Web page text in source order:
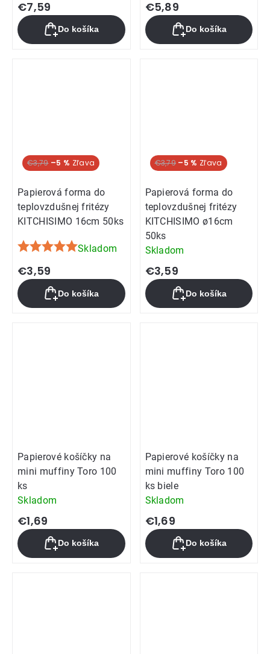
€7,59
Do košíka
€5,89
Do košíka
€3,79 –5 %
Papierová forma do
teplovzdušnej fritézy
KITCHISIMO 16cm 50ks
Priemerné
hodnotenie
produktu
je
5,0
Skladom
€3,59
Do košíka
€3,79 –5 %
Papierová forma do
teplovzdušnej fritézy
KITCHISIMO ø16cm
50ks
Skladom
€3,59
Do košíka
Papierové košíčky na
mini muffiny Toro 100
ks
Skladom
€1,69
Do košíka
Papierové košíčky na
mini muffiny Toro 100
ks biele
Skladom
€1,69
Do košíka